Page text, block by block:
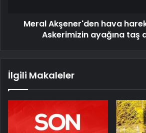
Meral Akşener'den hava
Askerimizin ayağına taş
İlgili Makaleler